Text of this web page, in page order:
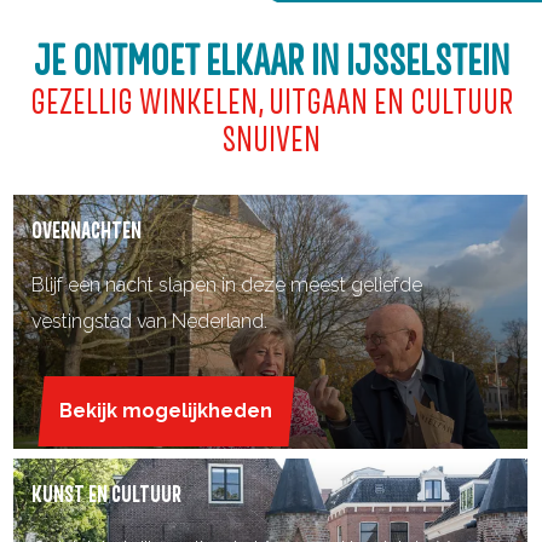
JE ONTMOET ELKAAR IN IJSSELSTEIN
GEZELLIG WINKELEN, UITGAAN EN CULTUUR
SNUIVEN
OVERNACHTEN
Blijf een nacht slapen in deze meest geliefde
vestingstad van Nederland.
Bekijk mogelijkheden
O
v
e
r
n
a
c
h
t KUNST EN CULTUUR
K
u